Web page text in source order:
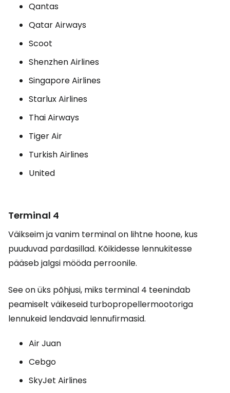
Qantas
Qatar Airways
Scoot
Shenzhen Airlines
Singapore Airlines
Starlux Airlines
Thai Airways
Tiger Air
Turkish Airlines
United
Terminal 4
Väikseim ja vanim terminal on lihtne hoone, kus
puuduvad pardasillad. Kõikidesse lennukitesse
pääseb jalgsi mööda perroonile.
See on üks põhjusi, miks terminal 4 teenindab
peamiselt väikeseid turbopropellermootoriga
lennukeid lendavaid lennufirmasid.
Air Juan
Cebgo
SkyJet Airlines